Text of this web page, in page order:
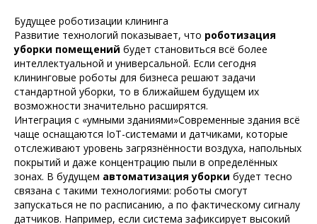
Будущее роботизации клининга
Развитие технологий показывает, что роботизация
уборки помещений будет становиться всё более
интеллектуальной и универсальной. Если сегодня
клининговые роботы для бизнеса решают задачи
стандартной уборки, то в ближайшем будущем их
возможности значительно расширятся.
Интеграция с «умными зданиями»Современные здания всё
чаще оснащаются IoT-системами и датчиками, которые
отслеживают уровень загрязнённости воздуха, напольных
покрытий и даже концентрацию пыли в определённых
зонах. В будущем автоматизация уборки будет тесно
связана с такими технологиями: роботы смогут
запускаться не по расписанию, а по фактическому сигналу
датчиков. Например, если система зафиксирует высокий